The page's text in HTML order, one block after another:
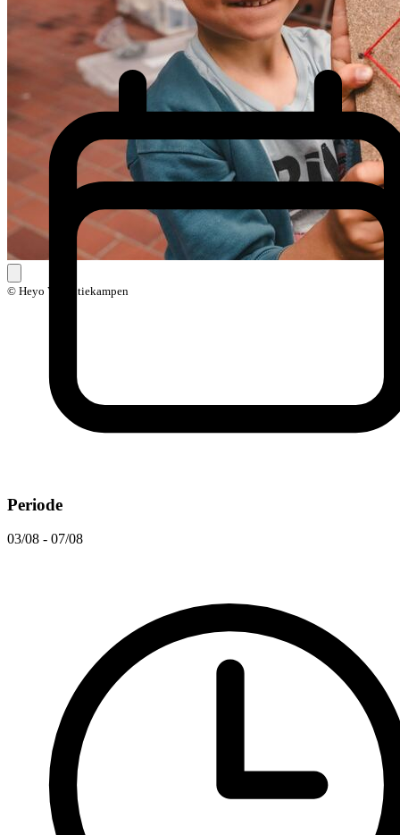
© Heyo Vakantiekampen
Periode
03/08 - 07/08